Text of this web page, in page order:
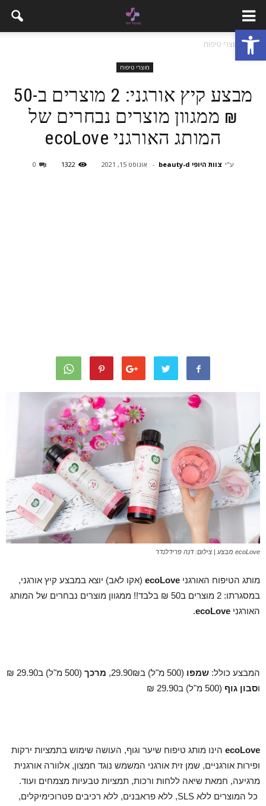
פתח סרגל נגישות
בית מוצרי טיפוח
מוצרי טיפוח
מבצע קיץ אורגני: 2 מוצרים ב-50
₪ ממגוון מוצרים נבחרים של
המותג האורגני ecoLove
ע"י צוות היופי beauty-d - אוגוסט 15, 2021 1322
0
ecoLove מבצע | צילום: דנה פרידלנדר
מותג הטיפוח האורגני ecoLove (אקו לאב) יוצא במבצע קיץ אורגני,
במסגרתו: 2 מוצרים ב50 ₪ בלבד!! ממגוון מוצרים נבחרים של המותג
האורגני ecoLove
.
המבצע כולל: שמפו (500 מ"ל) ב29.90₪, מרכך
(500 מ"ל) ב29.90 ₪
וסבון גוף (500 מ"ל) ב29.90 ₪
ecoLove הינו מותג טיפוח שיער וגוף, העושה שימוש בתמציות ירקות
ופירות אורגניים, שמן זית אורגני המשמש נוגד חמצון, אלוורה אורגנית
מרגיעה, חמאת שיאה ללחות ורכות, תמציות טבעיות מצמחים ועוד.
כל המוצרים ללא SLS, ללא פראבנים, ללא רכיבים פטרוכימיקלים,